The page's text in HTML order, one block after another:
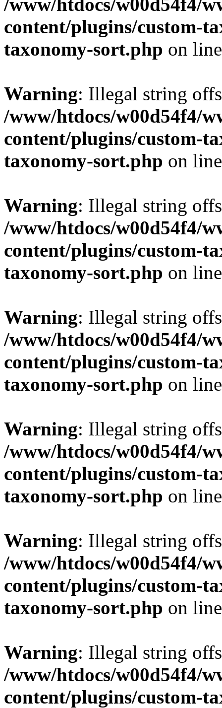
/www/htdocs/w00d54f4/
content/plugins/custom-
taxonomy-sort.php on
Warning: Illegal string
/www/htdocs/w00d54f4/
content/plugins/custom-
taxonomy-sort.php on
Warning: Illegal string
/www/htdocs/w00d54f4/
content/plugins/custom-
taxonomy-sort.php on
Warning: Illegal string
/www/htdocs/w00d54f4/
content/plugins/custom-
taxonomy-sort.php on
Warning: Illegal string
/www/htdocs/w00d54f4/
content/plugins/custom-
taxonomy-sort.php on
Warning: Illegal string
/www/htdocs/w00d54f4/
content/plugins/custom-
taxonomy-sort.php on
Warning: Illegal string
/www/htdocs/w00d54f4/
content/plugins/custom-